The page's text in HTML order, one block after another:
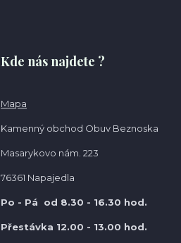
Kde nás najdete ?
Mapa
Kamenný obchod Obuv Beznoska
Masarykovo nám. 223
76361 Napajedla
Po - Pá od 8.30 - 16.30 hod.
Přestávka 12.00 - 13.00 hod.